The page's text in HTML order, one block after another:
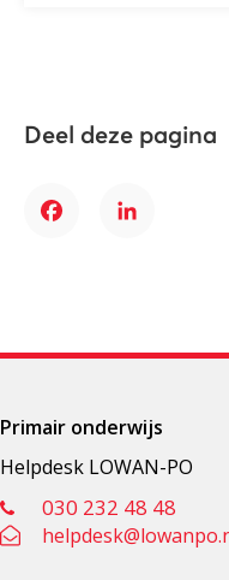
Deel deze pagina
FacebookLinkedIn
Primair onderwijs
Helpdesk LOWAN-PO
030 232 48 48